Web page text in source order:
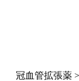
冠血管拡張薬